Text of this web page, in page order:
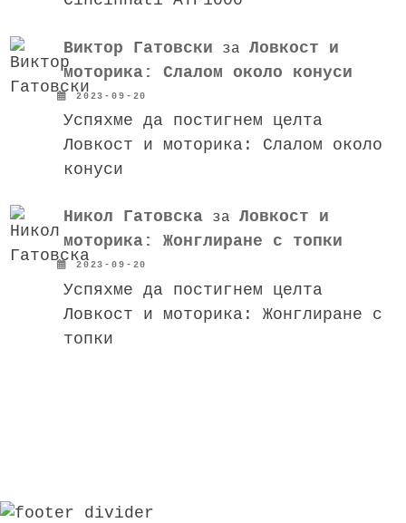
Виктор Гатовски за Ловкост и
моторика: Слалом около конуси
2023-09-20
Успяхме да постигнем целта
Ловкост и моторика: Слалом около
конуси
Никол Гатовсказа Ловкост и
моторика: Жонглиране с топки
2023-09-20
Успяхме да постигнем целта
Ловкост и моторика: Жонглиране с
топки